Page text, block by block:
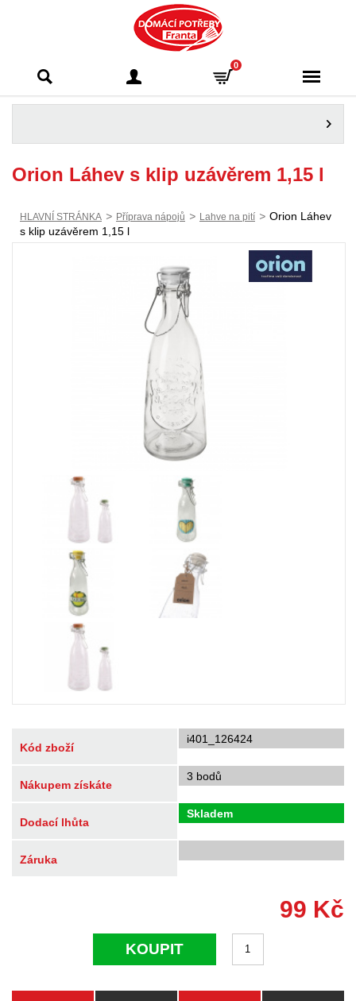
Franta - Příbram
0
Orion Láhev s klip uzávěrem 1,15 l
HLAVNÍ STRÁNKA > Příprava nápojů > Lahve na pití > Orion Láhev
s klip uzávěrem 1,15 l
Kód zboží
i401_126424
Nákupem získáte
3 bodů
Dodací lhůta
Skladem
Záruka
99 Kč
KOUPIT